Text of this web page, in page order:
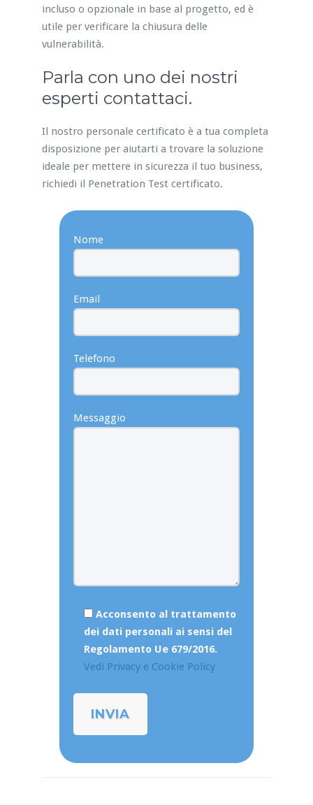
incluso o opzionale in base al progetto, ed è
utile per verificare la chiusura delle
vulnerabilità.
Parla con uno dei nostri
esperti contattaci.
Il nostro personale certificato è a tua completa
disposizione per aiutarti a trovare la soluzione
ideale per mettere in sicurezza il tuo business,
richiedi il Penetration Test certificato.
Nome
Email
Telefono
Messaggio
Acconsento al trattamento
dei dati personali ai sensi del
Regolamento Ue 679/2016.
Vedi Privacy e Cookie Policy